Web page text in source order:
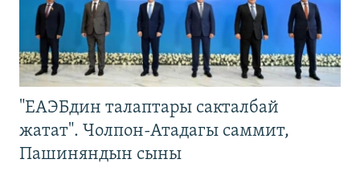
"ЕАЭБдин талаптары сакталбай
жатат". Чолпон-Атадагы саммит,
Пашиняндын сыны